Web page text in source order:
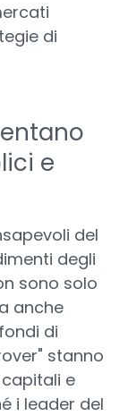
di
e
del
degli
sono solo
anche
di
stanno
e
i leader del